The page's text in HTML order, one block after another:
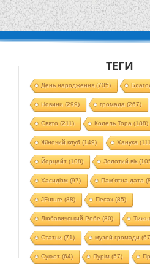
ТЕГИ
День народження(705)
Новини (299) громада (267)
Свято (211) Колель Тора (188)
Жіночий клуб (149) Ханука
Йорцайт (108) Золотий вік
Хасидізм (97) Пам'ятна дата
JFuture (88) Песах(85)
Любавичський Ребе (80)
Статьи (71) музей громади
Суккот (64) Пурім (57)